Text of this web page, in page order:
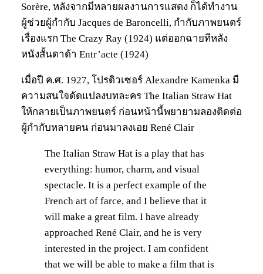
Sorère, หลังจากมีหลายผลงานการแสดง ก็ได้ทำงาน
ผู้ช่วยผู้กำกับ Jacques de Baroncelli, กำกับภาพยนตร์
เรื่องแรก The Crazy Ray (1924) แต่ออกฉายทีหลัง
หนังสั้นดาด้า Entr’acte (1924)
เมื่อปี ค.ศ. 1927, โปรดิวเซอร์ Alexandre Kamenka มี
ความสนใจดัดแปลงบทละคร The Italian Straw Hat
ให้กลายเป็นภาพยนตร์ ก่อนหน้านี้พยายามลองติดต่อ
ผู้กำกับหลายคน ก่อนมาลงเอย René Clair
The Italian Straw Hat is a play that has
everything: humor, charm, and visual
spectacle. It is a perfect example of the
French art of farce, and I believe that it
will make a great film. I have already
approached René Clair, and he is very
interested in the project. I am confident
that we will be able to make a film that is